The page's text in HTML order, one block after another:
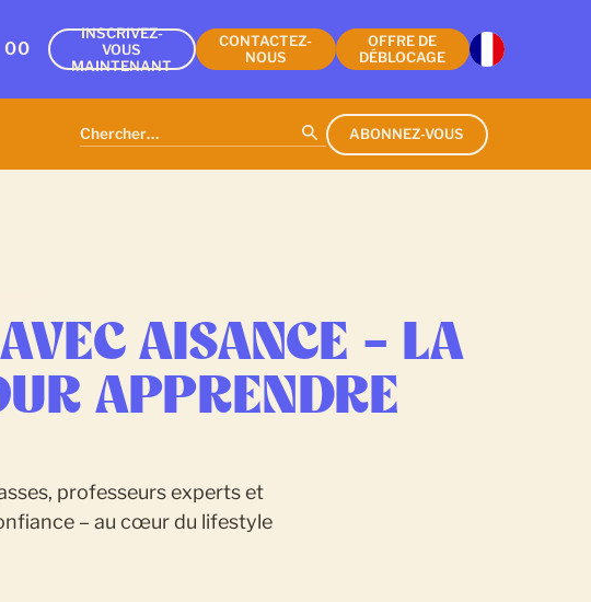
00
INSCRIVEZ-
VOUS
MAINTENANT
CONTACTEZ-
NOUS
OFFRE DE
DÉBLOCAGE
ABONNEZ-VOUS
AISANCE – LA
APPRENDRE
professeurs experts et
– au cœur du lifestyle